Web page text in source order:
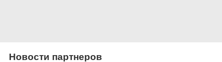
Новости партнеров